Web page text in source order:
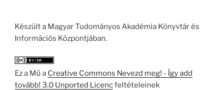
Készült a Magyar Tudományos Akadémia Könyvtár és
Információs Központjában.
Ez a Mű a Creative Commons Nevezd meg! - Így add
tovább! 3.0 Unported Licencfeltételeinek